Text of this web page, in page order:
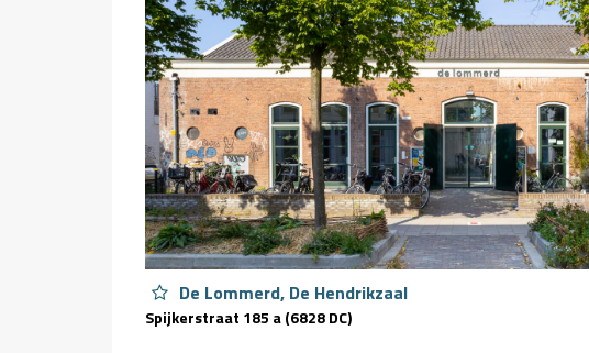
De Lommerd, De Hendrikzaal
Spijkerstraat 185 a (6828 DC)